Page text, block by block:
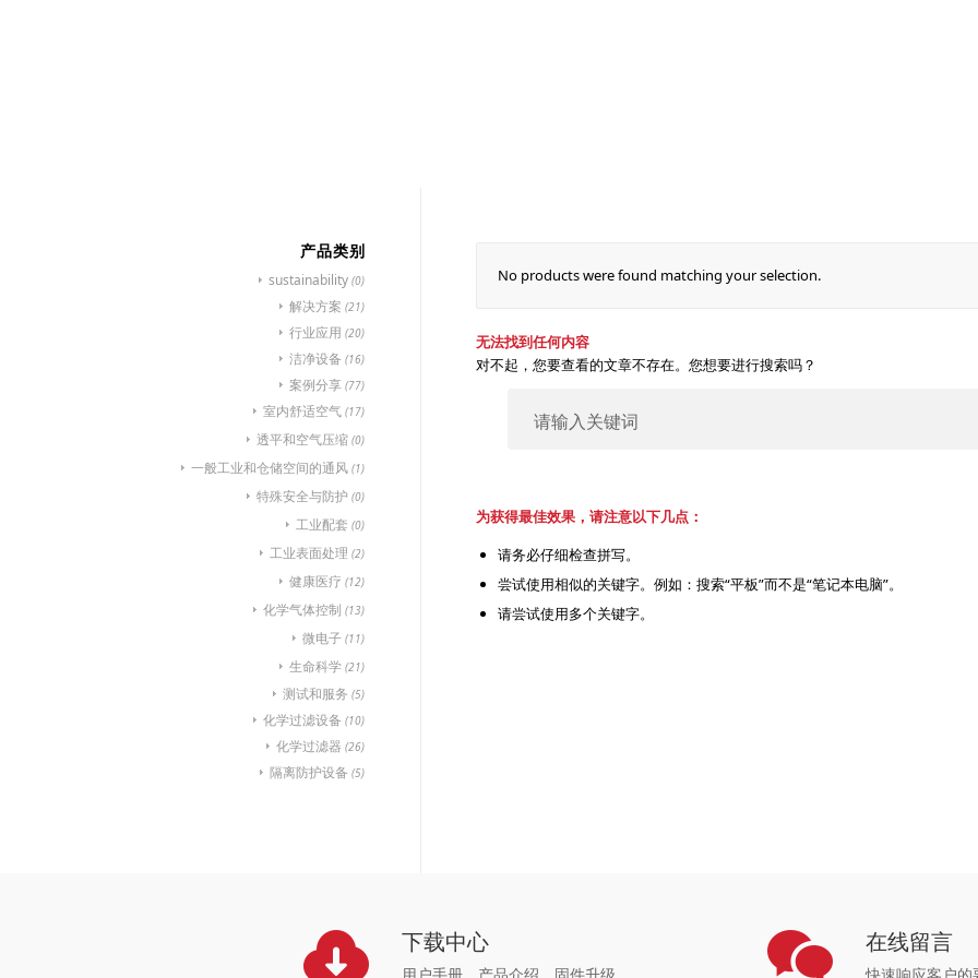
No products were found matching your selection.
无法找到任何内容
对不起，您要查看的文章不存在。您想要进行搜索吗？
为获得最佳效果，请注意以下几点：
请务必仔细检查拼写。
尝试使用相似的关键字。例如：搜索“平板”而不是“笔记本电脑”。
请尝试使用多个关键字。
产品类别
sustainability (0)
解决方案 (21)
行业应用 (20)
洁净设备 (16)
案例分享 (77)
室内舒适空气 (17)
透平和空气压缩 (0)
一般工业和仓储空间的通风 (1)
特殊安全与防护 (0)
工业配套 (0)
工业表面处理 (2)
健康医疗 (12)
化学气体控制 (13)
微电子 (11)
生命科学 (21)
测试和服务 (5)
化学过滤设备 (10)
化学过滤器 (26)
隔离防护设备 (5)
下载中心 在线留言